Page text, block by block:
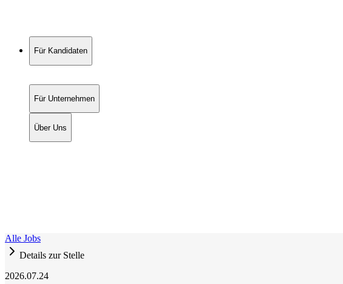
Für Kandidaten
Für Unternehmen
Über Uns
Alle Jobs
Details zur Stelle
2026.07.24